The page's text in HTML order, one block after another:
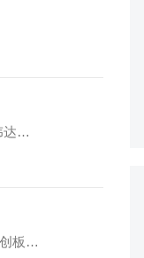
达…
板…